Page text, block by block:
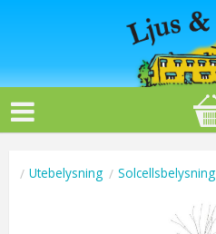
Utebelysning Solcellsbelysning